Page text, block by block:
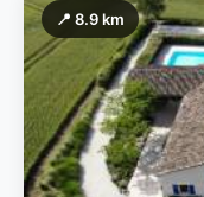
📍 8.9 km